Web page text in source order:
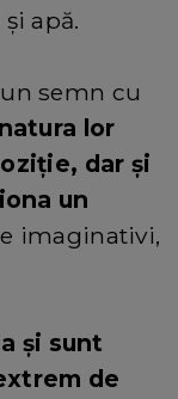
apă.
semn cu
natura lor
dar și
un
imaginativi,
și sunt
de